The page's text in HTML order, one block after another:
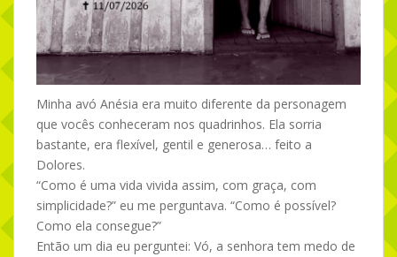
Minha avó Anésia era muito diferente da personagem
que vocês conheceram nos quadrinhos. Ela sorria
bastante, era flexível, gentil e generosa… feito a
Dolores.
“Como é uma vida vivida assim, com graça, com
simplicidade?” eu me perguntava. “Como é possível?
Como ela consegue?”
Então um dia eu perguntei: Vó, a senhora tem medo de